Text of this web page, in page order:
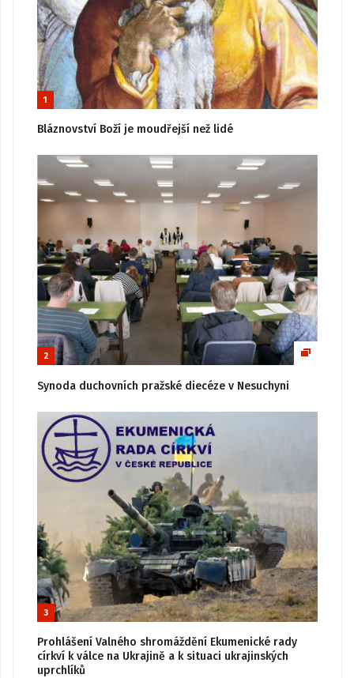
1
Bláznovství Boží je moudřejší než lidé
2
Synoda duchovních pražské diecéze v Nesuchyni
3
Prohlášení Valného shromáždění Ekumenické rady
církví k válce na Ukrajině a k situaci ukrajinských
uprchlíků